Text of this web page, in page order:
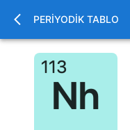
PERIYODIK TABLO